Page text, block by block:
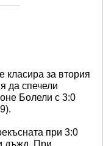
класира за втория
да спечели
Болели с 3:0
при 3:0
дъжд. При